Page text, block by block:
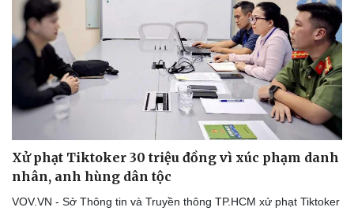
Tư vấn
Săn Tour
check-in
Câu chuyện thời sự
Đọc truyện đêm khuya
Cửa sổ tình yêu
Kể chuyện cho bé
Hạt giống tâm hồn
Xử phạt Tiktoker 30 triệu đồng vì xúc phạm danh
nhân, anh hùng dân tộc
VOV.VN - Sở Thông tin và Truyền thông TP.HCM xử phạt Tiktoker